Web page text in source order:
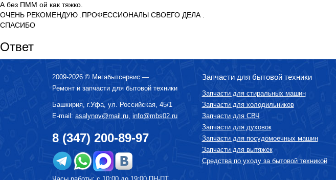
А без ПММ ой как тяжко.
ОЧЕНЬ РЕКОМЕНДУЮ .ПРОФЕССИОНАЛЫ СВОЕГО ДЕЛА .
СПАСИБО
Ответ
2009-2026 © Мегабытсервис —
Ремонт и запчасти для бытовой техники
Башкирия, г.Уфа, ул. Российская, 45/1
E-mail: asalynov@mail.ru, info@mbs02.ru
8 (347) 200-89-97
Запчасти для бытовой техники
Запчасти для стиральных машин
Запчасти для холодильников
Запчасти для СВЧ
Запчасти для духовок
Запчасти для посудомоечных машин
Запчасти для вытяжек
Средства по уходу за бытовой техникой